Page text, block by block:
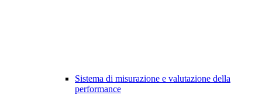
Sistema di misurazione e valutazione della
performance